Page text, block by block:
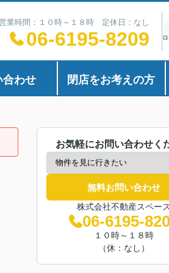
業時間：１０時～１８時 定休日：なし
06-6195-8209
合わせ 閉店をお考えの方
お気軽にお問い合わせく
無料お問い合わせ
株式会社不動産スペース
06-6195-
１０時～１８時
（休：なし）